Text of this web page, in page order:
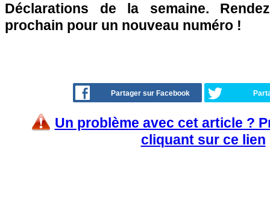
Déclarations de la semaine.
prochain pour un nouveau numéro !
Partager sur Facebook
Un problème avec cet article ?
cliquant sur ce lien